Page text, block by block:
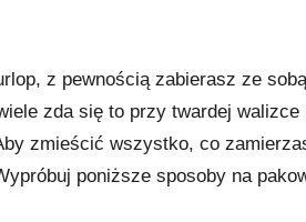
z pewnością zabierasz ze
zda się to przy twardej
zmieścić wszystko, co
poniższe sposoby na